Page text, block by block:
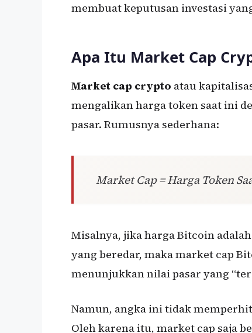
membuat keputusan investasi
Apa Itu Market Cap
Market cap crypto atau
mengalikan harga token saat ini
pasar. Rumusnya sederhana:
Market Cap = Harga Token
Misalnya, jika harga Bitcoin
yang beredar, maka market cap
menunjukkan nilai pasar yang
Namun, angka ini tidak
Oleh karena itu, market cap saja